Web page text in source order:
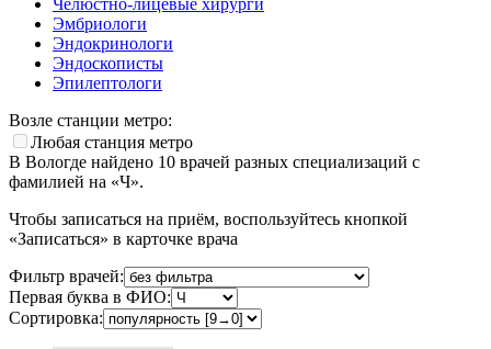
Эмбриологи
Эндокринологи
Эндоскописты
Эпилептологи
Возле станции метро:
Любая станция метро
В Вологде найдено 10 врачей разных специализаций с
фамилией на «Ч».
Чтобы записаться на приём, воспользуйтесь кнопкой
«Записаться» в карточке врача
Фильтр врачей:
Первая буква в ФИО:
Сортировка: